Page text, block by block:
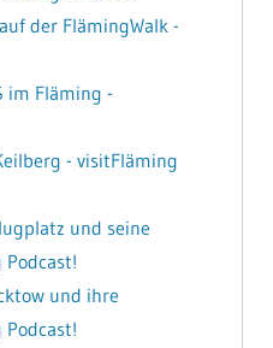
der FlämingWalk -
im Fläming -
- visitFläming
und seine
und ihre